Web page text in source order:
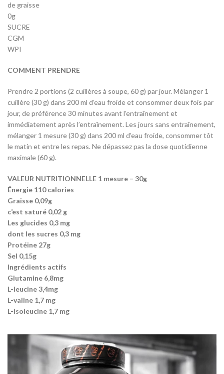
de graisse
0g
SUCRE
CGM
WPI
COMMENT PRENDRE
Prendre 2 portions (2 cuillères à soupe, 60 g) par jour. Mélanger 1
cuillère (30 g) dans 200 ml d’eau froide et consommer deux fois par
jour, de préférence 30 minutes avant l’entraînement et
immédiatement après l’entraînement. Les jours sans entraînement,
mélanger 1 mesure (30 g) dans 200 ml d’eau froide, consommer tôt
le matin et entre les repas. Ne dépassez pas la dose quotidienne
maximale (60 g).
VALEUR NUTRITIONNELLE 1 mesure – 30g
Énergie 110 calories
Graisse 0,09g
c’est saturé 0,02 g
Les glucides 0,3 mg
dont les sucres 0,3 mg
Protéine 27g
Sel 0,15g
Ingrédients actifs
Glutamine 6,8mg
L-leucine 3,4mg
L-valine 1,7 mg
L-isoleucine 1,7 mg